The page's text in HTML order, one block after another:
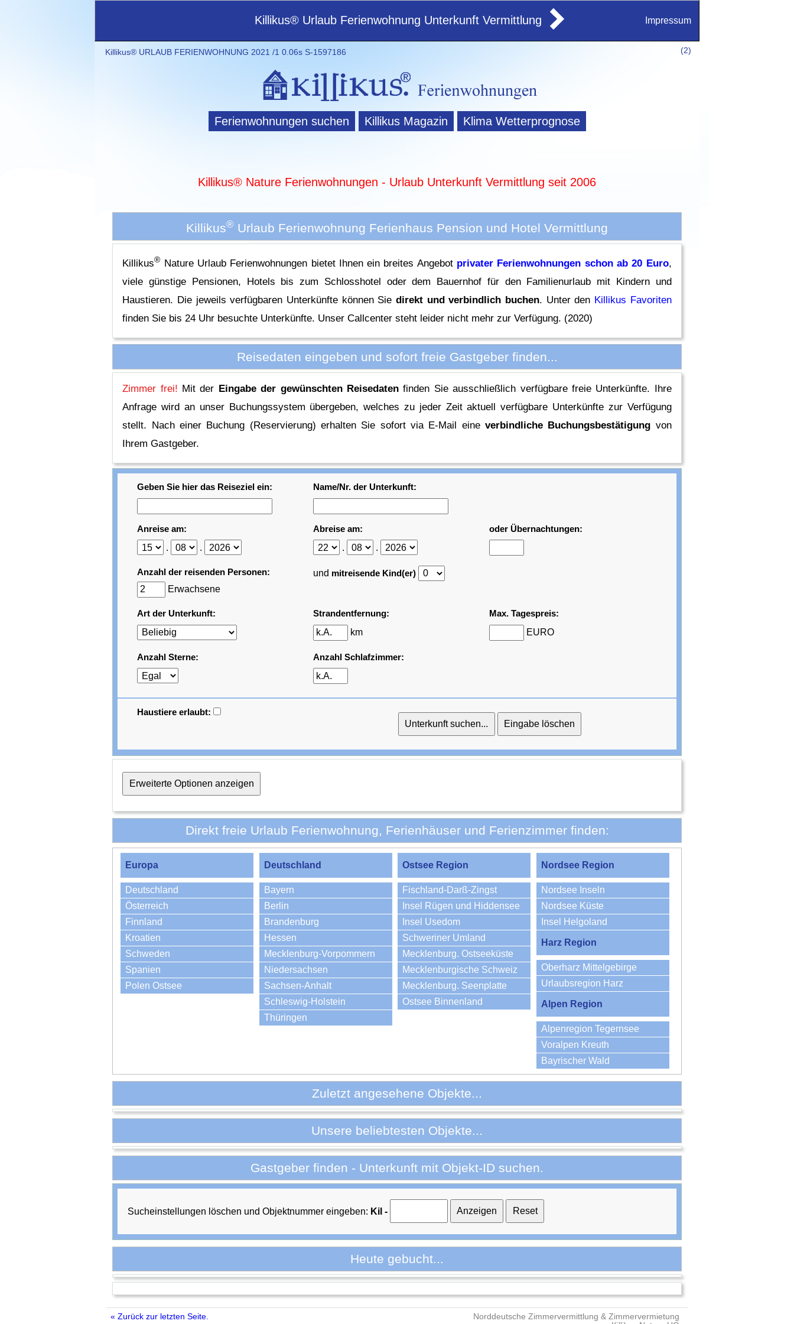
Killikus® Urlaub Ferienwohnung Unterkunft Vermittlung Impressum
(2)
Killikus® URLAUB FERIENWOHNUNG 2021 /1 0.06s S-1597186
Ferienwohnungen suchen Killikus Magazin Klima Wetterprognose
Killikus® Nature Ferienwohnungen - Urlaub Unterkunft Vermittlung seit 2006
Killikus® Urlaub Ferienwohnung Ferienhaus Pension und Hotel Vermittlung
Killikus® Nature Urlaub Ferienwohnungen bietet Ihnen ein breites Angebot privater Ferienwohnungen schon ab 20 Euro,
viele günstige Pensionen, Hotels bis zum Schlosshotel oder dem Bauernhof für den Familienurlaub mit Kindern und
Haustieren. Die jeweils verfügbaren Unterkünfte können Sie direkt und verbindlich buchen. Unter den Killikus Favoriten
finden Sie bis 24 Uhr besuchte Unterkünfte. Unser Callcenter steht leider nicht mehr zur Verfügung. (2020)
Reisedaten eingeben und sofort freie Gastgeber finden...
Zimmer frei! Mit der Eingabe der gewünschten Reisedaten finden Sie ausschließlich verfügbare freie Unterkünfte. Ihre
Anfrage wird an unser Buchungssystem übergeben, welches zu jeder Zeit aktuell verfügbare Unterkünfte zur Verfügung
stellt. Nach einer Buchung (Reservierung) erhalten Sie sofort via E-Mail eineverbindliche Buchungsbestätigung von
Ihrem Gastgeber.
Geben Sie hier das Reiseziel ein: Name/Nr. der Unterkunft:
Anreise am:
.
.
Abreise am:
.
.
oder Übernachtungen:
Anzahl der reisenden Personen:
Erwachsene
und mitreisende Kind(er)
Art der Unterkunft:
Strandentfernung:
km
Max. Tagespreis:
EURO
Anzahl Sterne: Anzahl Schlafzimmer:
Haustiere erlaubt:
Direkt freie Urlaub Ferienwohnung, Ferienhäuser und Ferienzimmer finden:
Europa
Deutschland
Österreich
Finnland
Kroatien
Schweden
Spanien
Polen Ostsee
Deutschland
Bayern
Berlin
Brandenburg
Hessen
Mecklenburg-Vorpommern
Niedersachsen
Sachsen-Anhalt
Schleswig-Holstein
Thüringen
Ostsee Region
Fischland-Darß-Zingst
Insel Rügen und Hiddensee
Insel Usedom
Schweriner Umland
Mecklenburg. Ostseeküste
Mecklenburgische Schweiz
Mecklenburg. Seenplatte
Ostsee Binnenland
Nordsee Region
Nordsee Inseln
Nordsee Küste
Insel Helgoland
Harz Region
Oberharz Mittelgebirge
Urlaubsregion Harz
Alpen Region
Alpenregion Tegernsee
Voralpen Kreuth
Bayrischer Wald
Zuletzt angesehene Objekte...
Unsere beliebtesten Objekte...
Gastgeber finden - Unterkunft mit Objekt-ID suchen.
Sucheinstellungen löschen und Objektnummer eingeben: Kil -
Heute gebucht...
« Zurück zur letzten Seite.
Norddeutsche Zimmervermittlung & Zimmervermietung